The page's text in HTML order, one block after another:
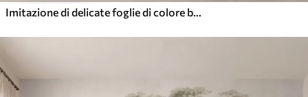
Imitazione di delicate foglie di colore beige-verde, modellate a rilievo